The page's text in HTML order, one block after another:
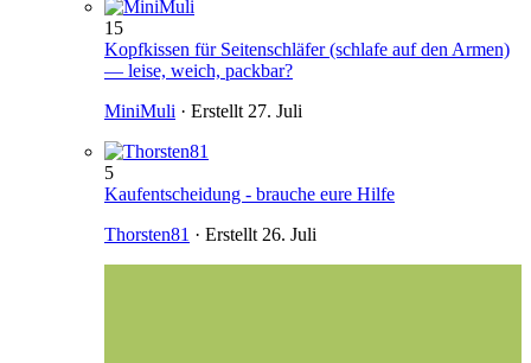
15
Kopfkissen für Seitenschläfer (schlafe auf den Armen)
— leise, weich, packbar?
MiniMuli · Erstellt 27. Juli
5
Kaufentscheidung - brauche eure Hilfe
Thorsten81 · Erstellt 26. Juli